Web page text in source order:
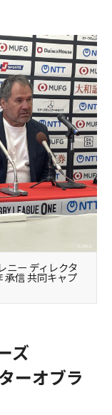
ニー ディレクタ
承信 共同キャプ
ズ
ーオブラ